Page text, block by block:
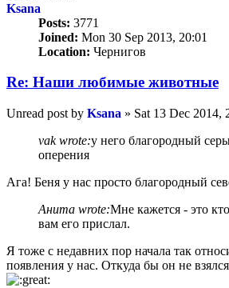
Ksana
Posts: 3771
Joined: Mon 30 Sep 2013, 20:01
Location: Чернигов
Re: Наши любимые животные
Unread post by Ksana » Sat 13 Dec 2014,
vak wrote:у него благородный
оперения
Ага! Беня у нас просто благородный
Анита wrote:Мне кажется - это
вам его прислал.
Я тоже с недавних пор начала так
появления у нас. Откуда бы он не